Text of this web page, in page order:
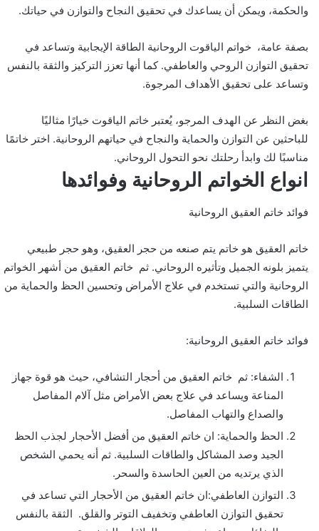
والحكمة، ويمكن أن يساعدك في تحقيق النجاح والتوازن في حياتك.
بصفة عامة، خواتم الياقوت الروحانية الطاقة الإيجابية وتساعد في
تحقيق التوازن الروحي والعاطفي. كما أنها تعزز التركيز والثقة بالنفس
وتساعد على تحقيق الأهداف المرجوة.
بغض النظر عن الهدف المرجو، يُعتبر خاتم الياقوت خيارًا مثاليًا
للباحثين عن التوازن والحماية والنجاح في حياتهم الروحانية. اختر خاتمًا
مناسبًا لك وابدأ رحلتك نحو التحول الروحاني.
انواع الخواتم الروحانية وفوائدها
فوائد خاتم العقيق الروحانية
خاتم العقيق هو خاتم يتم صنعه من حجر العقيق، وهو حجر طبيعي
يتميز بلونه الجميل وتأثيره الروحاني. ثم خاتم العقيق من أشهر الخواتم
الروحانية والتي تستخدم في علاج الأمراض وتحسين الحظ والحماية من
الطاقات السلبية.
فوائد خاتم العقيق الروحانية:
الشفاء: ثم خاتم العقيق من أحجار التشافي، حيث هو قوة جهاز
المناعة ويساعد في علاج بعض الأمراض مثل آلام المفاصل
والصداع والتهاب المفاصل.
الحظ والحماية: ان خاتم العقيق من أفضل الأحجار لجذب الحظ
الجيد وصد المشاكل والطاقات السلبية. ثم أنه يحمي الشخص
الذي يرتديه من العين الحاسدة والسحر.
التوازن العاطفي:ان خاتم العقيق من الأحجار التي تساعد في
تحقيق التوازن العاطفي وتخفيف التوتر والقلق. الثقة بالنفس